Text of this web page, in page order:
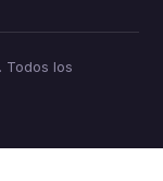
Todos los